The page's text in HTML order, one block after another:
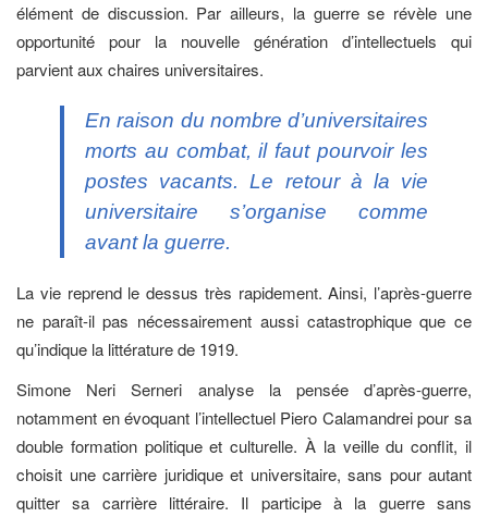
élément de discussion. Par ailleurs, la guerre se révèle une
opportunité pour la nouvelle génération d’intellectuels qui
parvient aux chaires universitaires.
En raison du nombre d’universitaires
morts au combat, il faut pourvoir les
postes vacants. Le retour à la vie
universitaire s’organise comme
avant la guerre.
La vie reprend le dessus très rapidement. Ainsi, l’après-guerre
ne paraît-il pas nécessairement aussi catastrophique que ce
qu’indique la littérature de 1919.
Simone Neri Serneri analyse la pensée d’après-guerre,
notamment en évoquant l’intellectuel Piero Calamandrei pour sa
double formation politique et culturelle. À la veille du conflit, il
choisit une carrière juridique et universitaire, sans pour autant
quitter sa carrière littéraire. Il participe à la guerre sans